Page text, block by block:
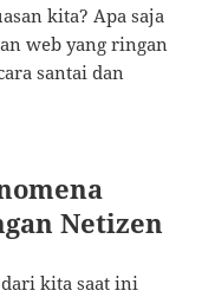
kita? Apa saja
web yang ringan
santai dan
Netizen
dari kita saat ini